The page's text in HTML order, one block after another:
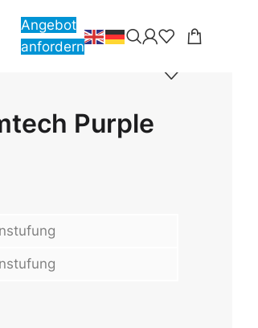
Angebot
anfordern
Purple